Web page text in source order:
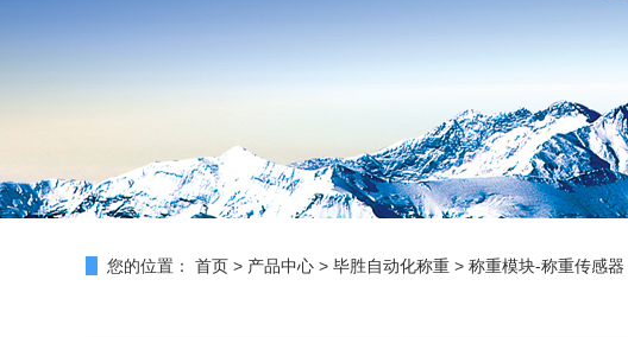
您的位置： 首页 > 产品中心 > 毕胜自动化称重 > 称重模块-称重传感器